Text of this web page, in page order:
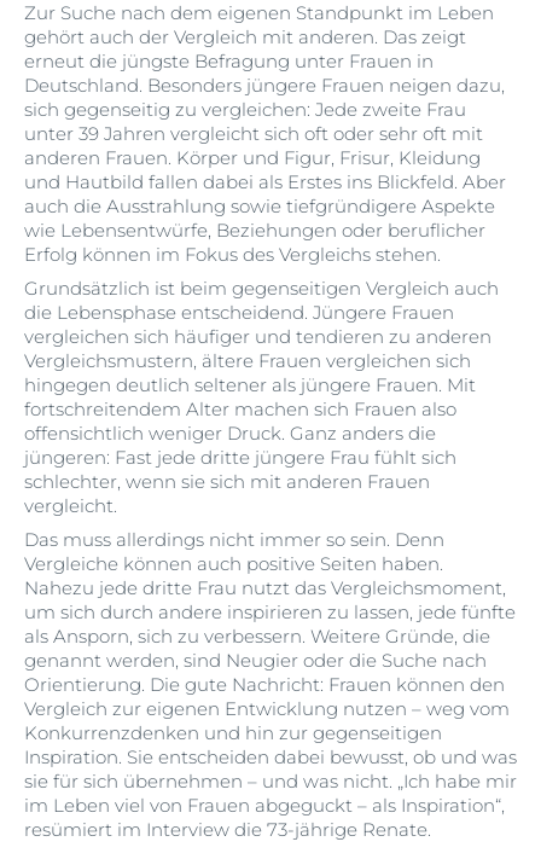
Zur Suche nach dem eigenen Standpunkt im Leben
gehört auch der Vergleich mit anderen. Das zeigt
erneut die jüngste Befragung unter Frauen in
Deutschland. Besonders jüngere Frauen neigen dazu,
sich gegenseitig zu vergleichen: Jede zweite Frau
unter 39 Jahren vergleicht sich oft oder sehr oft mit
anderen Frauen. Körper und Figur, Frisur, Kleidung
und Hautbild fallen dabei als Erstes ins Blickfeld. Aber
auch die Ausstrahlung sowie tiefgründigere Aspekte
wie Lebensentwürfe, Beziehungen oder beruflicher
Erfolg können im Fokus des Vergleichs stehen.
Grundsätzlich ist beim gegenseitigen Vergleich auch
die Lebensphase entscheidend. Jüngere Frauen
vergleichen sich häufiger und tendieren zu anderen
Vergleichsmustern, ältere Frauen vergleichen sich
hingegen deutlich seltener als jüngere Frauen. Mit
fortschreitendem Alter machen sich Frauen also
offensichtlich weniger Druck. Ganz anders die
jüngeren: Fast jede dritte jüngere Frau fühlt sich
schlechter, wenn sie sich mit anderen Frauen
vergleicht.
Das muss allerdings nicht immer so sein. Denn
Vergleiche können auch positive Seiten haben.
Nahezu jede dritte Frau nutzt das Vergleichsmoment,
um sich durch andere inspirieren zu lassen, jede fünfte
als Ansporn, sich zu verbessern. Weitere Gründe, die
genannt werden, sind Neugier oder die Suche nach
Orientierung. Die gute Nachricht: Frauen können den
Vergleich zur eigenen Entwicklung nutzen – weg vom
Konkurrenzdenken und hin zur gegenseitigen
Inspiration. Sie entscheiden dabei bewusst, ob und was
sie für sich übernehmen – und was nicht. „Ich habe mir
im Leben viel von Frauen abgeguckt – als Inspiration“,
resümiert im Interview die 73-jährige Renate.